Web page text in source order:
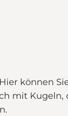
können
mit